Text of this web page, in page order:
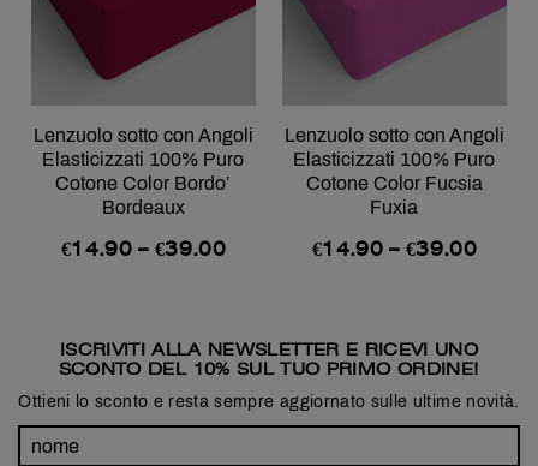
Lenzuolo sotto con Angoli
Elasticizzati 100% Puro
Cotone Color Bordo’
Bordeaux
€14.90–€39.00
Lenzuolo sotto con Angoli
Elasticizzati 100% Puro
Cotone Color Fucsia
Fuxia
€14.90– €39.00
ISCRIVITI ALLA NEWSLETTER E RICEVI UNO
SCONTO DEL 10% SUL TUO PRIMO ORDINE!
Ottieni lo sconto e resta sempre aggiornato sulle ultime novità.